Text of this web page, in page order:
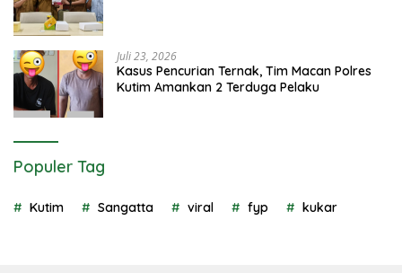
Juli 23, 2026
Kasus Pencurian Ternak, Tim Macan Polres
Kutim Amankan 2 Terduga Pelaku
Populer Tag
Kutim Sangatta viral fyp kukar